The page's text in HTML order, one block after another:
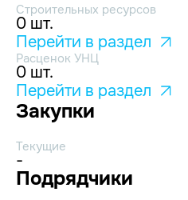
Строительных ресурсов
0 шт.
Перейти в раздел
Расценок УНЦ
0 шт.
Перейти в раздел
Закупки
Текущие
-
Подрядчики